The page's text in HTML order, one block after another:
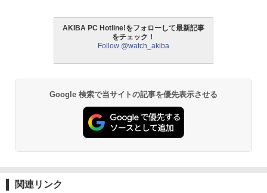
AKIBA PC Hotline!をフォローして最新記事
をチェック！
Follow @watch_akiba
Google 検索で当サイトの記事を優先表示させる
関連リンク